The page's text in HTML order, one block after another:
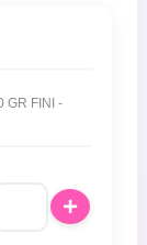
FINI - Gomas - TIBURONES SURTIDO BRILLO 90 GR FINI -